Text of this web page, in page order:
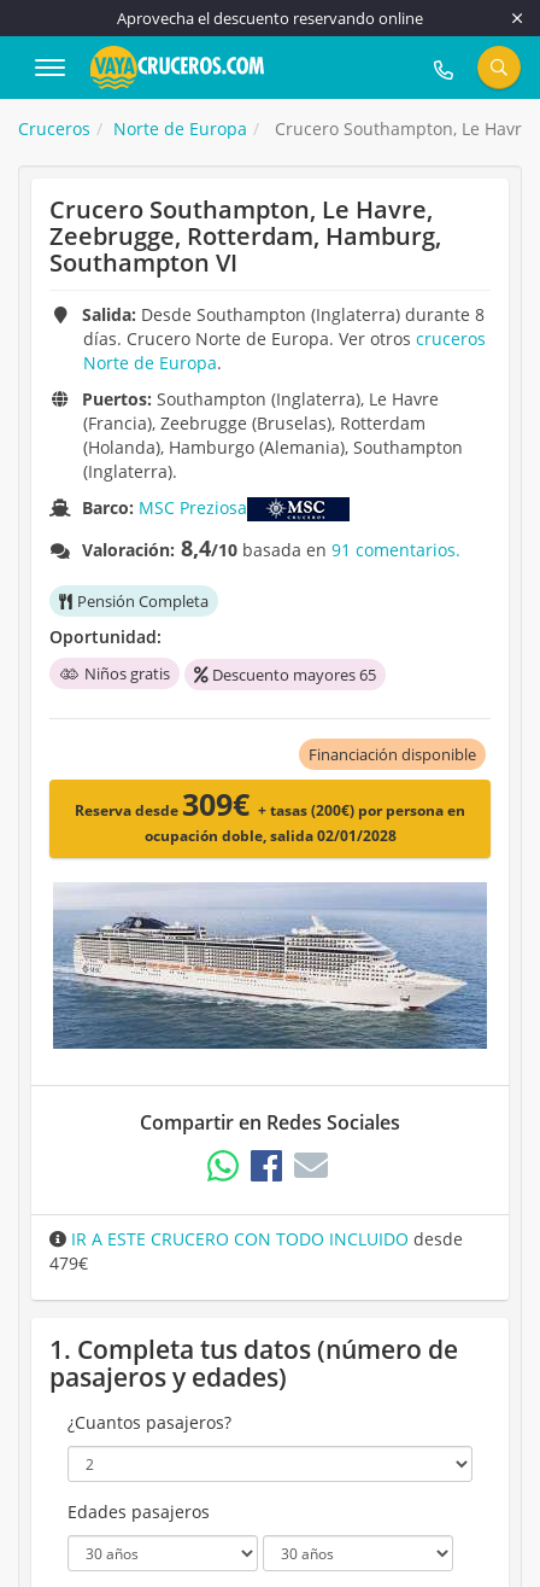
Aprovecha el descuento reservando online
917 815 555
Cruceros Norte de Europa Crucero Southampton, Le
Crucero Southampton, Le Havre,
Zeebrugge, Rotterdam, Hamburg,
Southampton VI
Salida: Desde Southampton (Inglaterra) durante 8
días. Crucero Norte de Europa. Ver otros cruceros
Norte de Europa.
Puertos: Southampton (Inglaterra), Le Havre
(Francia), Zeebrugge (Bruselas), Rotterdam
(Holanda), Hamburgo (Alemania), Southampton
(Inglaterra).
Barco: MSC Preziosa
Valoración: 8,4/10 basada en91 comentarios.
Pensión Completa
Oportunidad:
Niños gratis Descuento mayores 65
Financiación disponible
Reserva desde 309€ + tasas (200€) por persona en
ocupación doble, salida 02/01/2028
Compartir en Redes Sociales
IR A ESTE CRUCERO CON TODO INCLUIDO desde
479€
1. Completa tus datos (número de
pasajeros y edades)
¿Cuantos pasajeros?
Edades pasajeros